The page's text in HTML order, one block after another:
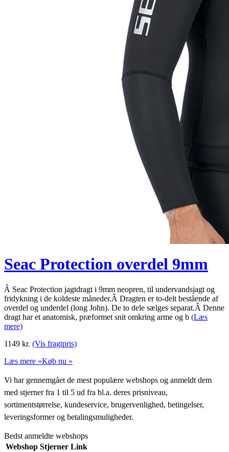
Seac Protection overdel 9mm
Â Seac Protection jagtdragt i 9mm neopren, til undervandsjagt og
fridykning i de koldeste måneder.Â Dragten er to-delt bestående af
overdel og underdel (long John). De to dele sælges separat.Â Denne
dragt har et anatomisk, præformet snit omkring arme og b (Læs
mere)
1149 kr. (Vis fragtpris)
Læs mere »Køb nu »
Vi har gennemgået de mest populære webshops og anmeldt dem
med stjerner fra 1 til 5 ud fra bl.a. deres prisniveau,
sortimentstørrelse, kundeservice, brugervenlighed, betingelser,
leveringsformer og betalingsmuligheder.
Bedst anmeldte webshops
Webshop Stjerner Link